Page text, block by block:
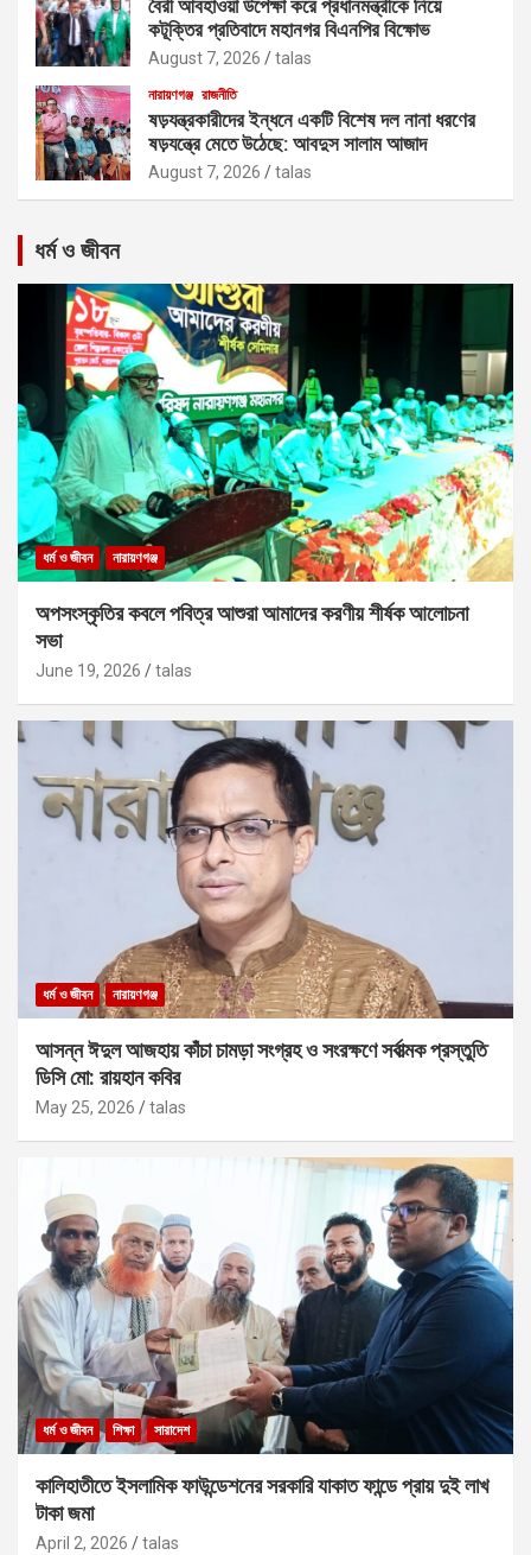
বৈরী আবহাওয়া উপেক্ষা করে প্রধানমন্ত্রীকে নিয়ে
কটূক্তির প্রতিবাদে মহানগর বিএনপির বিক্ষোভ
August 7, 2026 talas
নারায়ণগঞ্জ রাজনীতি
ষড়যন্ত্রকারীদের ইন্ধনে একটি বিশেষ দল নানা ধরণের
ষড়যন্ত্রে মেতে উঠেছে: আবদুস সালাম আজাদ
August 7, 2026 talas
ধর্ম ও জীবন
ধর্ম ও জীবন নারায়ণগঞ্জ
অপসংস্কৃতির কবলে পবিত্র আশুরা আমাদের করণীয় শীর্ষক আলোচনা
সভা
June 19, 2026 talas
ধর্ম ও জীবন নারায়ণগঞ্জ
আসন্ন ঈদুল আজহায় কাঁচা চামড়া সংগ্রহ ও সংরক্ষণে সর্বাত্মক প্রস্তুতি
ডিসি মো: রায়হান কবির
May 25, 2026 talas
ধর্ম ও জীবন শিক্ষা সারাদেশ
কালিহাতীতে ইসলামিক ফাউন্ডেশনের সরকারি যাকাত ফান্ডে প্রায় দুই লাখ
টাকা জমা
April 2, 2026 talas